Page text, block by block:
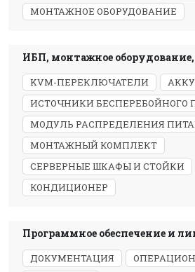
МОНТАЖНОЕ ОБОРУДОВАНИЕ
ИБП, монтажное
KVM-ПЕРЕКЛЮЧАТЕЛИ
ИСТОЧНИКИ БЕСПЕРЕБОЙНОГО
МОДУЛЬ РАСПРЕДЕЛЕНИЯ
МОНТАЖНЫЙ КОМПЛЕКТ
СЕРВЕРНЫЕ ШКАФЫ И СТОЙКИ
КОНДИЦИОНЕР
Программное обеспечение и
ДОКУМЕНТАЦИЯ